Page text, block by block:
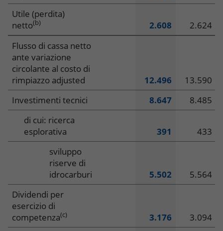
Utile (perdita)
netto(b) 2.608
2.624
Flusso di cassa netto
ante variazione
circolante al costo di
rimpiazzo adjusted
12.496
13.590
Investimenti tecnici
8.647
8.485
di cui: ricerca
esplorativa
391
433
sviluppo
riserve di
idrocarburi
5.502
5.564
Dividendi per
esercizio di
competenza(c) 3.176
3.094